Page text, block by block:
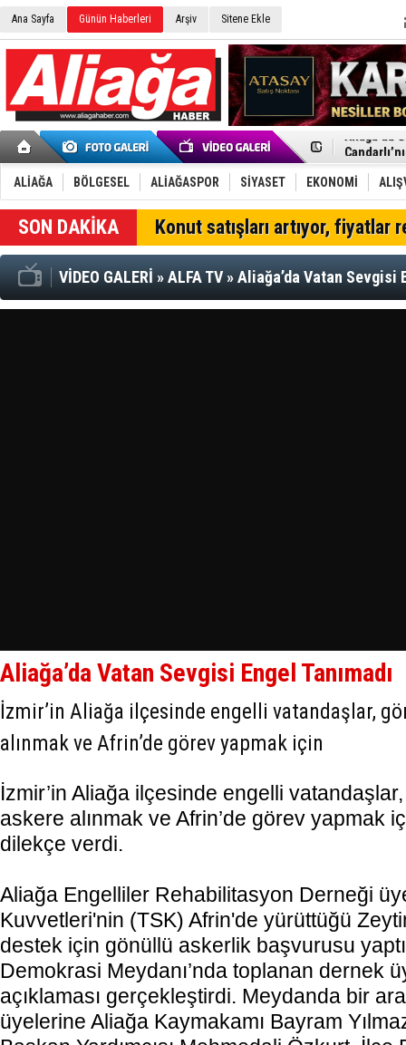
Ana Sayfa Günün Haberleri Arşiv Sitene Ekle
Menemen
Furkan
Chp
AK Parti
SOCAR
Trafiği
Alto,
Dikili'de
ALİAĞA BÖLGESEL ALİAĞASPOR SİYASET EKONOMİ
Konut satışları artıyor, fiyatlar
VİDEO GALERİ »ALFA TV»Aliağa’da Vatan Sevgisi
Aliağa’da Vatan Sevgisi Engel Tanımadı
İzmir’in Aliağa ilçesinde engelli vatandaşlar,
alınmak ve Afrin’de görev yapmak için
İzmir’in Aliağa ilçesinde engelli
askere alınmak ve Afrin’de görev yapmak
dilekçe verdi.
Aliağa Engelliler Rehabilitasyon Derneği
Kuvvetleri'nin (TSK) Afrin'de yürüttüğü
destek için gönüllü askerlik başvurusu
Demokrasi Meydanı’nda toplanan dernek
açıklaması gerçekleştirdi. Meydanda bir
üyelerine Aliağa Kaymakamı Bayram